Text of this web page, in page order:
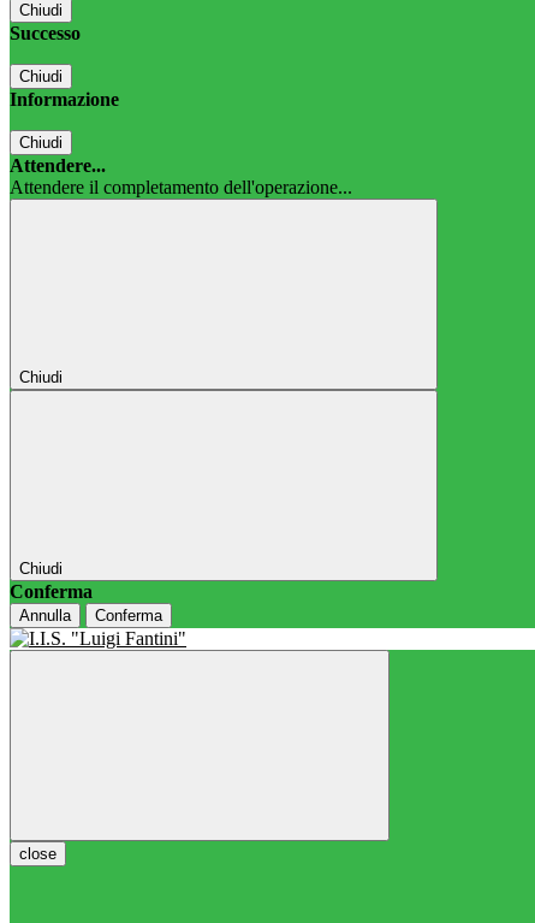
Chiudi
Successo
Chiudi
Informazione
Chiudi
Attendere...
Attendere il completamento dell'operazione...
Chiudi
Chiudi
Conferma
Annulla Conferma
close